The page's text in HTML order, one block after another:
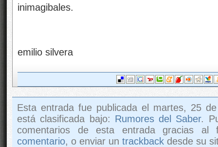
inimagibales.
emilio silvera
Esta entrada fue publicada el martes, 25
está clasificada bajo: Rumores del Saber.
comentarios de esta entrada gracias
comentario, o enviar un trackback desde su